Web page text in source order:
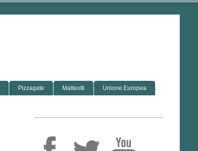
Pizzagate Matteotti Unione Europea